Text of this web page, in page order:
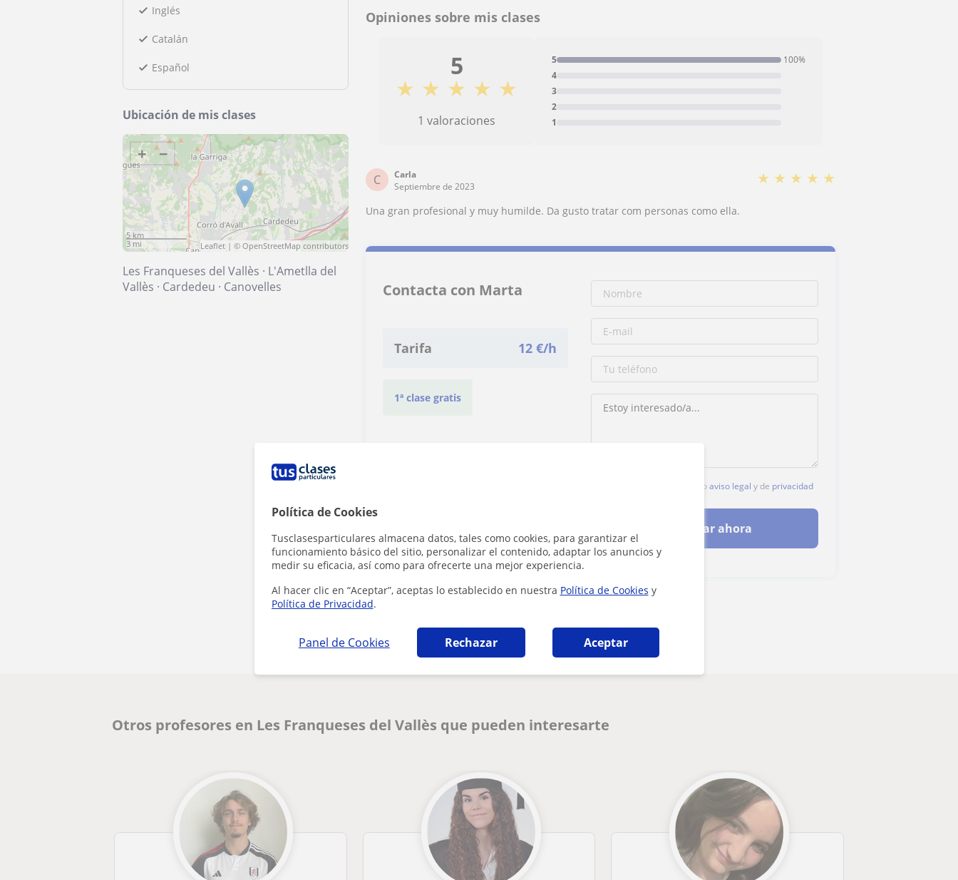
Política de Cookies
Tusclasesparticulares almacena datos, tales como cookies, para garantizar el
funcionamiento básico del sitio, personalizar el contenido, adaptar los anuncios y
medir su eficacia, así como para ofrecerte una mejor experiencia.
Al hacer clic en “Aceptar”, aceptas lo establecido en nuestra Política de Cookies y
Política de Privacidad.
Panel de Cookies Rechazar Aceptar
Inglés
Catalán
Español
Ubicación de mis clases
+ −
5 km
3 mi
Leaflet | ©OpenStreetMap contributors
Les Franqueses del Vallès · L'Ametlla del
Vallès · Cardedeu · Canovelles
Opiniones sobre mis clases
5
★ ★ ★ ★ ★
1 valoraciones 1
2
3
4
5 100%
C
Carla
Septiembre de 2023
★ ★ ★ ★ ★
Una gran profesional y muy humilde. Da gusto tratar com personas como ella.
Contacta con Marta
Tarifa 12 €/h
1ª clase gratis
Al hacer clic, aceptas nuestroaviso legal y de privacidad
Contactar ahora
Otros profesores en Les Franqueses del Vallès que pueden interesarte